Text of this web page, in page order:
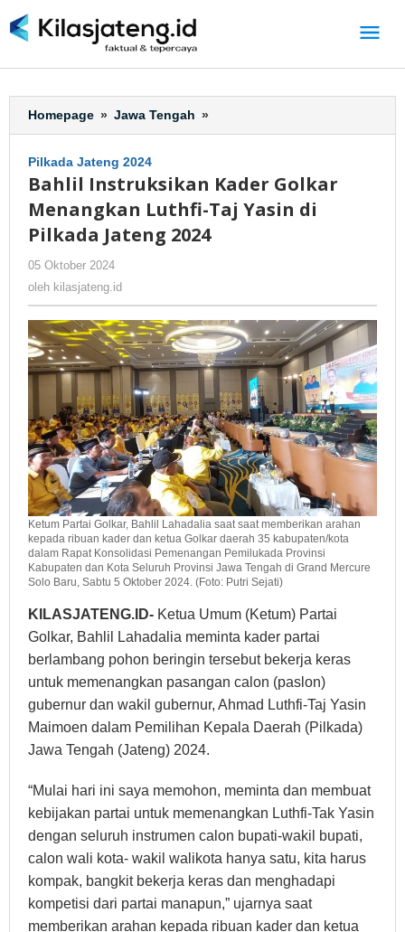
ke
Homepage » Jawa Tengah »
Instruksikan
Menangkan
Luthfi-
Jateng
2024
Pilkada Jateng 2024
Bahlil Instruksikan Kader Golkar
Menangkan Luthfi-Taj Yasin di
Pilkada Jateng 2024
05 Oktober 2024
oleh kilasjateng.id
Ketum Partai Golkar, Bahlil Lahadalia saat saat memberikan arahan
kepada ribuan kader dan ketua Golkar daerah 35 kabupaten/kota
dalam Rapat Konsolidasi Pemenangan Pemilukada Provinsi
Kabupaten dan Kota Seluruh Provinsi Jawa Tengah di Grand Mercure
Solo Baru, Sabtu 5 Oktober 2024. (Foto: Putri Sejati)
KILASJATENG.ID- Ketua Umum (Ketum) Partai
Golkar, Bahlil Lahadalia meminta kader partai
berlambang pohon beringin tersebut bekerja keras
untuk memenangkan pasangan calon (paslon)
gubernur dan wakil gubernur, Ahmad Luthfi-Taj Yasin
Maimoen dalam Pemilihan Kepala Daerah (Pilkada)
Jawa Tengah (Jateng) 2024.
“Mulai hari ini saya memohon, meminta dan membuat
kebijakan partai untuk memenangkan Luthfi-Tak Yasin
dengan seluruh instrumen calon bupati-wakil bupati,
calon wali kota- wakil walikota hanya satu, kita harus
kompak, bangkit bekerja keras dan menghadapi
kompetisi dari partai manapun,” ujarnya saat
memberikan arahan kepada ribuan kader dan ketua